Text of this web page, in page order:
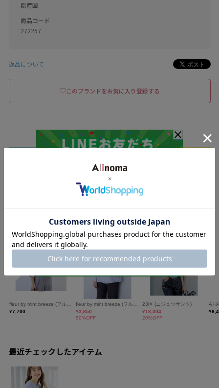
原産国
商品コード
272257
返品について
このブランドをお気に入り登録する
最近チェックしたアイテム